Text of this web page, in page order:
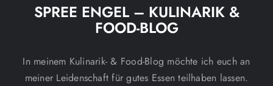
SPREE ENGEL – KULINARIK &
FOOD-BLOG
In meinem Kulinarik- & Food-Blog möchte ich euch an
meiner Leidenschaft für gutes Essen teilhaben lassen.